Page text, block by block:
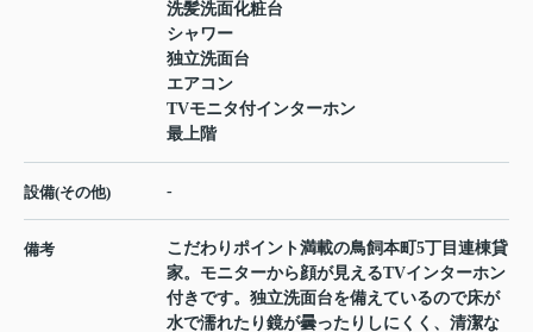
洗髪洗面化粧台
シャワー
独立洗面台
エアコン
TVモニタ付インターホン
最上階
設備(その他) -
備考
こだわりポイント満載の鳥飼本町5丁目連棟貸
家。モニターから顔が見えるTVインターホン
付きです。独立洗面台を備えているので床が
水で濡れたり鏡が曇ったりしにくく、清潔な